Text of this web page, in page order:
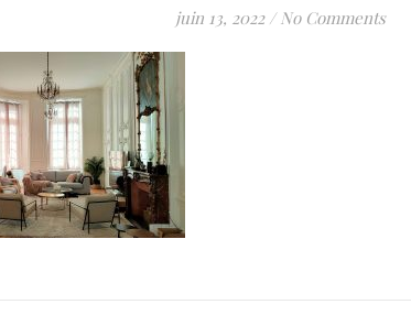
juin 13, 2022 / No Comments